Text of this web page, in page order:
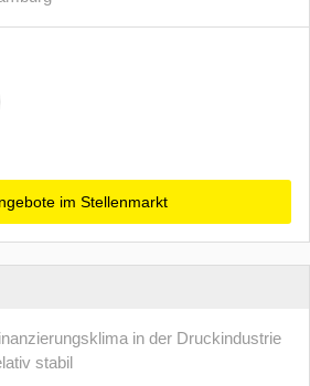
im Stellenmarkt
in der Druckindustrie
stabil